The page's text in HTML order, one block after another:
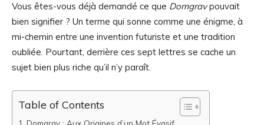
Vous êtes-vous déjà demandé ce que Domgravpouvait
bien signifier ? Un terme qui sonne comme une énigme, à
mi-chemin entre une invention futuriste et une tradition
oubliée. Pourtant, derrière ces sept lettres se cache un
sujet bien plus riche qu’il n’y paraît.
Table of Contents
Domgrav : Aux Origines d’un Mot Évasif